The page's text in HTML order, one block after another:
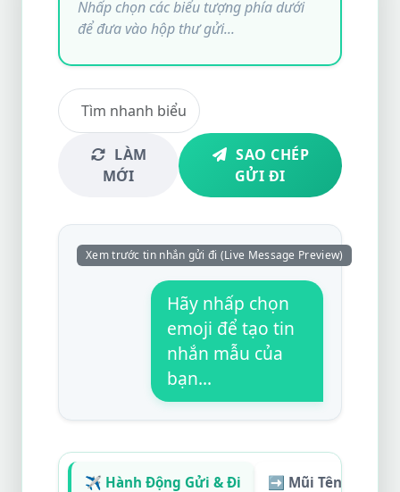
LÀM
MỚI
SAO CHÉP
GỬI ĐI
Xem trước tin nhắn gửi đi (Live Message Preview)
Hãy nhấp chọn
emoji để tạo tin
nhắn mẫu của
bạn...
✈️ Hành Động Gửi & Đi ➡️ Mũi Tên Chỉ